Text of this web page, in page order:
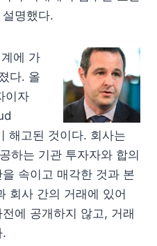
명했다.
에 가
다. 올
이자
해고된 것이다. 회사는
하는 기관 투자자와 합의
속이고 매각한 것과 본
회사 간의 거래에 있어
에 공개하지 않고, 거래
.